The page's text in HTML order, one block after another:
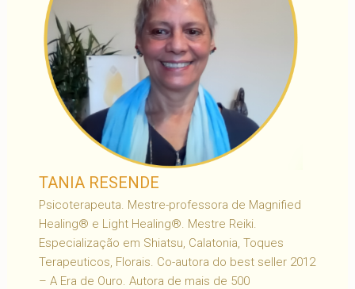
TANIA RESENDE
Psicoterapeuta. Mestre-professora de Magnified
Healing® e Light Healing®. Mestre Reiki.
Especialização em Shiatsu, Calatonia, Toques
Terapeuticos, Florais. Co-autora do best seller 2012
– A Era de Ouro. Autora de mais de 500